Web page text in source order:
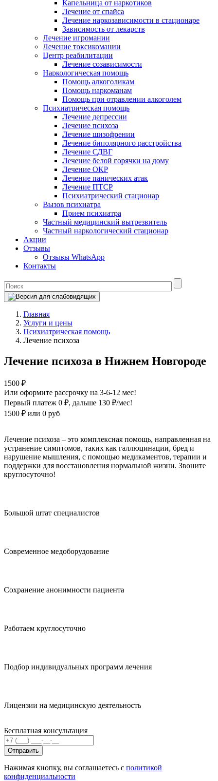
Капельница от наркотиков
Лечение от спайса
Лечение наркозависимости в стационаре
Зависимость от лекарств
Лечение игромании
Лечение токсикомании
Центр реабилитации
Лечение созависимости
Наркологическая помощь
Помощь алкоголикам
Помощь наркоманам
Помощь при отравлении алкоголем
Психиатрическая помощь
Лечение депрессии
Лечение психоза
Лечение шизофрении
Лечение биполярного расстройства
Лечение СДВГ
Лечение белой горячки на дому
Лечение ОКР
Лечение панических атак
Лечение ПТСР
Психиатрический стационар
Вызов психиатра
Прием психиатра
Частный медицинский вытрезвитель
Частный наркологический стационар
Акции
Отзывы
Отзывы WhatsApp
Контакты
Главная
Услуги и цены
Психиатрическая помощь
Лечение психоза
Лечение психоза в Нижнем Новгороде
1500 ₽
Или оформите рассрочку на 3-6-12 мес!
Первый платеж 0 ₽, дальше 130 ₽/мес!
1500 ₽ или 0 руб
Лечение психоза – это комплексная помощь, направленная на
устранение симптомов, таких как галлюцинации, бред и
нарушение мышления, с помощью медикаментов, терапии и
поддержки для восстановления нормальной жизни. Звоните
круглосуточно!
Большой штат специалистов
Современное медоборудование
Сохранение анонимности пациента
Работаем круглосуточно
Подбор индивидуальных программ лечения
Лицензии на медицинскую деятельность
Бесплатная консультация
Отправить
Нажимая кнопку, вы соглашаетесь с политикой
конфиденциальности